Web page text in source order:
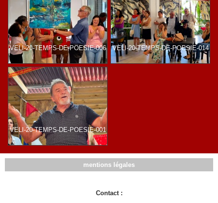
VELI-20-TEMPS-DE-POESIE-006 VELI-20-TEMPS-DE-POESIE-014
VELI-20-TEMPS-DE-POESIE-001
mentions légales
Contact :